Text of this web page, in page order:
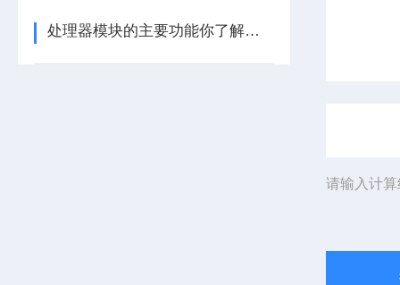
处理器模块的主要功能你了解多少呢
请输入计